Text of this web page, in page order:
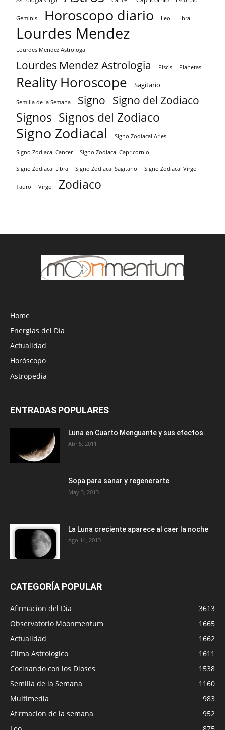
Geminis Horoscopo diario Leo Libra
Lourdes Mendez
Lourdes Mendez Astrologa
Lourdes Mendez Astrologia Piscis Planetas
Reality Horoscope Sagitario
Semilla de la Semana Signo Signo del Zodiaco
Signos Signos del Zodiaco
Signo Zodiacal Signo Zodiacal Aries
Signo Zodiacal Cancer Signo Zodiacal Capricornio
Signo Zodiacal Libra Signo Zodiacal Sagitario Signo Zodiacal Virgo
Tauro Virgo Zodiaco
Home
Energías del Día
Actualidad
Horóscopo
Astropedia
ENTRADAS POPULARES
Luna en Cuarto Menguante y sus efectos.
Abr 5, 2011
Sopa para sanar y regenerarte
May 3, 2013
La Luna creciente aparece al caer la noche
Ago 14, 2013
CATEGORÍA POPULAR
Afirmacion del Dia
3613
Observatorio Moonmentum
1665
Actualidad
1662
Clima Astrologico
1611
Cocinando con los Dioses
1538
Semilla de la Semana
1160
Multimedia
983
Afirmacion de la semana
952